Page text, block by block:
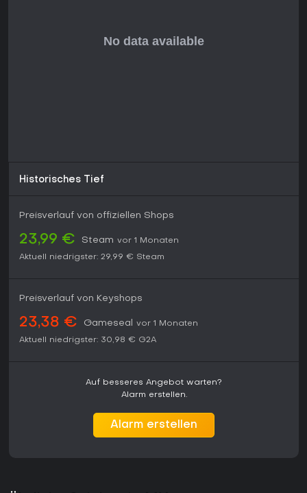
Historisches Tief
Preisverlauf von offiziellen Shops
23,99 € Steam vor 1 Monaten
Aktuell niedrigster: 29,99 € Steam
Preisverlauf von Keyshops
23,38 € Gameseal
vor 1 Monaten
Aktuell niedrigster: 30,98 € G2A
Auf besseres Angebot warten?
Alarm erstellen.
Alarm erstellen